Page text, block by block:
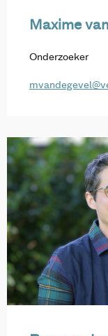
Maxime
Onderzoeker